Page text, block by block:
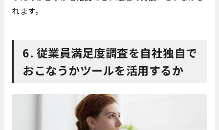
れます。
6. 従業員満足度調査を自社独自で
おこなうかツールを活用するか